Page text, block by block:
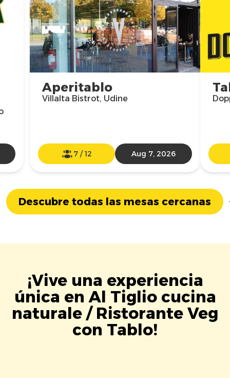
Aperitablo
Villalta Bistrot, Udine
7 /12 Aug 7, 2026
Descubre todas las mesas cercanas
¡Vive una experiencia
única en Al Tiglio cucina
naturale / Ristorante Veg
con Tablo!